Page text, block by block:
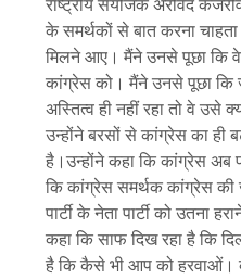
राष्ट्रीय संयोजक अरविंद
के समर्थकों से बात करना
मिलने आए। मैंने उनसे पूछा कि
कांग्रेस को। मैंने उनसे पूछा कि
अस्तित्व ही नहीं रहा तो वे उसे
उन्होंने बरसों से कांग्रेस का ही
है।उन्होंने कहा कि कांग्रेस अब
कि कांग्रेस समर्थक कांग्रेस की
पार्टी के नेता पार्टी को उतना
कहा कि साफ दिख रहा है कि
है कि कैसे भी आप को हरवाओं।